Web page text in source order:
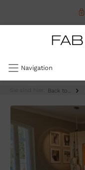
Navigation
Back to...